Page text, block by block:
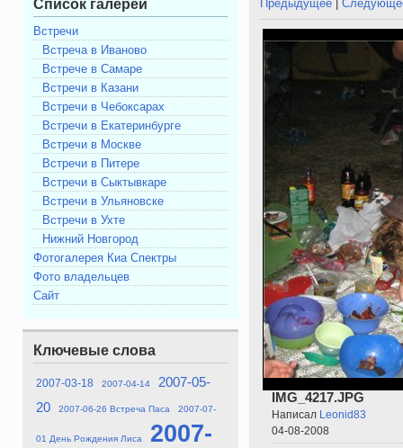
Список галерей
Встречи
Встреча в Иваново
Встрече в Самаре
Встречи в Казани
Встречи в Чебоксарах
Встречи в Екатеринбурге
Встречи в Москве
Встречи в Питере
Встречи в Сыктывкаре
Встречи в Ульяновске
Встречи в Ухте
Нижний Новгород
Фотогалерея Киа Спектры
Фото владельцев
Сайт
Ключевые слова
2007-03-18 2007-04-14
2007-05-
20
2007-06-26 Встреча Паса 2007-07-
01 День Рождения Лиса
2007-
Предыдущее|
IMG_4217.JPG
Написал Leonid83
04-08-2008